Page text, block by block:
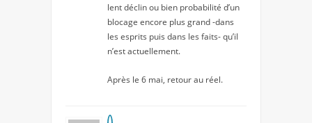
lent déclin ou bien probabilité d’un
blocage encore plus grand -dans
les esprits puis dans les faits- qu’il
n’est actuellement.
Après le 6 mai, retour au réel.